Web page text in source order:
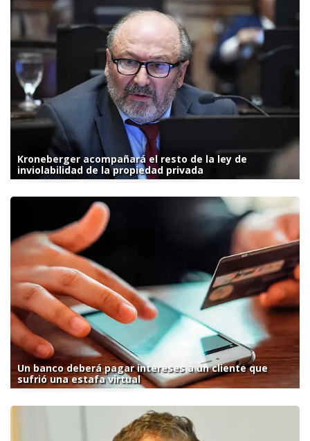
Kroneberger acompañará el resto de la ley de
inviolabilidad de la propiedad privada
Un banco deberá pagar intereses a un cliente que
sufrió una estafa virtual